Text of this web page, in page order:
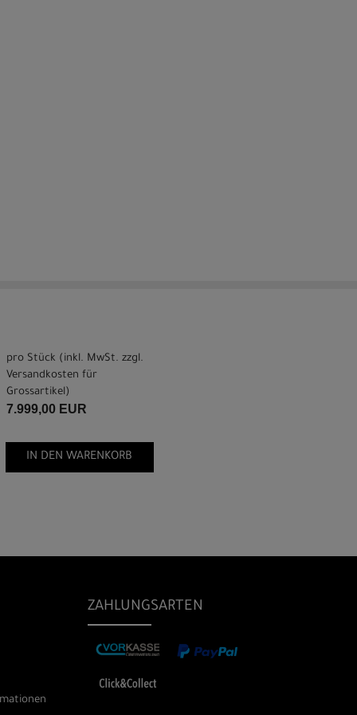
pro Stück (inkl. MwSt. zzgl.
Versandkosten für
Grossartikel )
7.999,00 EUR
IN DEN WARENKORB
ZAHLUNGSARTEN